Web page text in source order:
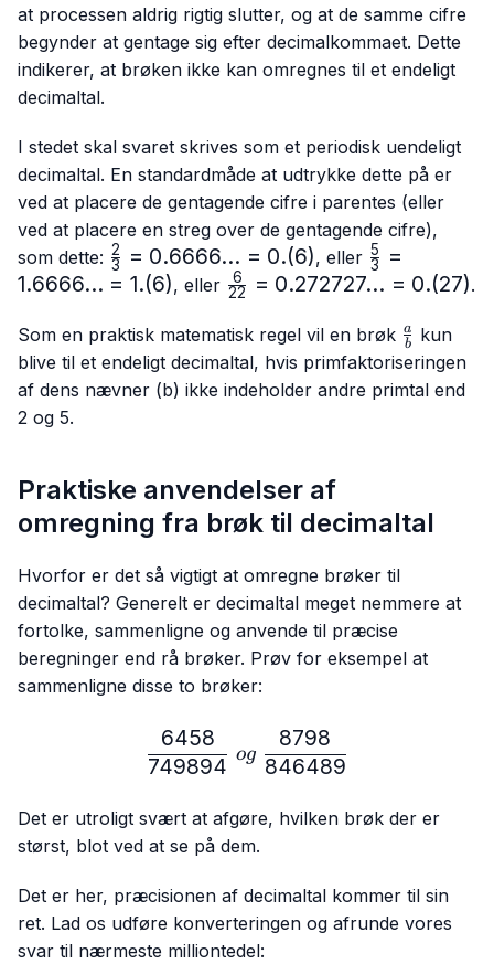
at processen aldrig rigtig slutter, og at de samme cifre
begynder at gentage sig efter decimalkommaet. Dette
indikerer, at brøken ikke kan omregnes til et endeligt
decimaltal.
I stedet skal svaret skrives som et periodisk uendeligt
decimaltal. En standardmåde at udtrykke dette på er
ved at placere de gentagende cifre i parentes (eller
ved at placere en streg over de gentagende cifre),
som dette: \frac{2}
{3}=0.6666...
3
2 = 0.6666... = 0.(6), eller \frac{5}
{3}=
= 1.(6)
3
5
=
1.6666... = 1.(6), eller \frac{6}
= 0.(27)
22
6 = 0.272727... = 0.(27).
Som en praktisk matematisk regel vil en brøk \frac{a}
{b}
b
a
kun
blive til et endeligt decimaltal, hvis primfaktoriseringen
af dens nævner (b) ikke indeholder andre primtal end
2 og 5.
Praktiske anvendelser af
omregning fra brøk til decimaltal
Hvorfor er det så vigtigt at omregne brøker til
decimaltal? Generelt er decimaltal meget nemmere at
fortolke, sammenligne og anvende til præcise
beregninger end rå brøker. Prøv for eksempel at
sammenligne disse to brøker:
\frac{6458}{749894} \
749894
6458
og 846489
8798
Det er utroligt svært at afgøre, hvilken brøk der er
størst, blot ved at se på dem.
Det er her, præcisionen af decimaltal kommer til sin
ret. Lad os udføre konverteringen og afrunde vores
svar til nærmeste milliontedel: